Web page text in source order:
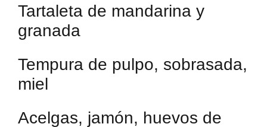
Tartaleta de mandarina y
granada
Tempura de pulpo, sobrasada,
miel
Acelgas, jamón, huevos de